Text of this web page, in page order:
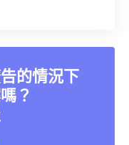
的情況下
？